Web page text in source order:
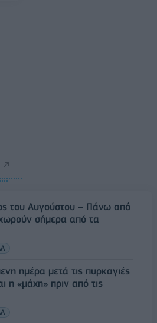
του Αυγούστου – Πάνω από
σήμερα από τα
ημέρα μετά τις πυρκαγιές
η «μάχη» πριν από τις